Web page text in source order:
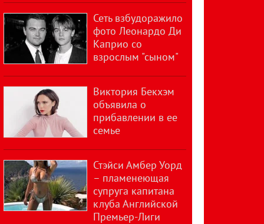
Сеть взбудоражило
фото Леонардо Ди
Каприо со
взрослым "сыном"
Виктория Бекхэм
объявила о
прибавлении в ее
семье
Стэйси Амбер Уорд
– пламенеющая
супруга капитана
клуба Английской
Премьер-Лиги